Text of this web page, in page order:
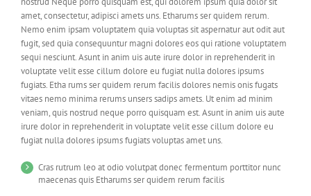
amet, consectetur, adipisci amets uns. Etharums ser quidem rerum.
Nemo enim ipsam voluptatem quia voluptas sit aspernatur aut odit aut
fugit, sed quia consequuntur magni dolores eos qui ratione voluptatem
sequi nesciunt. Asunt in anim uis aute irure dolor in reprehenderit in
voluptate velit esse cillum dolore eu fugiat nulla dolores ipsums
fugiats. Etha rums ser quidem rerum facilis dolores nemis onis fugats
vitaes nemo minima rerums unsers sadips amets. Ut enim ad minim
veniam, quis nostrud neque porro quisquam est. Asunt in anim uis aute
irure dolor in reprehenderit in voluptate velit esse cillum dolore eu
fugiat nulla dolores ipsums fugiats voluptas amet uns.
Cras rutrum leo at odio volutpat donec fermentum porttitor nunc
maecenas quis Etharums ser quidem rerum facilis